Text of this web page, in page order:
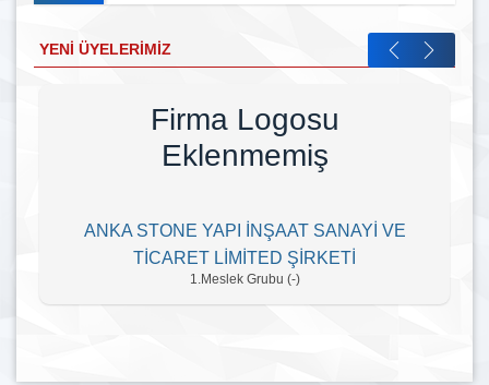
YENI ÜYELERIMIZ
Firma Logosu
Eklenmemiş
ANKA STONE YAPI İNŞAAT SANAYİ VE
TİCARET LİMİTED ŞİRKETİ
1.Meslek Grubu (-)